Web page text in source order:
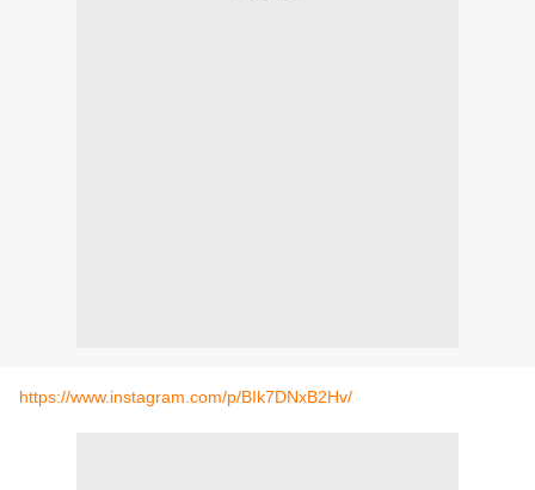
https://www.instagram.com/p/BIk7DNxB2Hv/